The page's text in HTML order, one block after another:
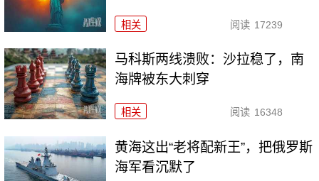
相关 阅读 17239
马科斯两线溃败：沙拉稳了，南
海牌被东大刺穿
相关 阅读 16348
黄海这出“老将配新王”，把俄罗斯
海军看沉默了